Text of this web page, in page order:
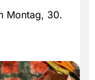
Montag, 30.